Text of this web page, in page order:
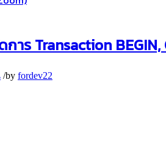
าร ‎Transaction
/by fordev22